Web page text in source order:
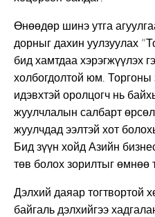
Өнөөдөр шинэ утга
дорныг дахин уулзуулах
бид хамтдаа хэрэгжүүлэх
холбогдолтой юм.
идэвхтэй оролцогч нь
жуулчлалын салбарт
жуулчдад ээлтэй хот
Бид зүүн хойд Азийн
төв болох зорилтыг өмнөө
Дэлхий даяар тогтвортой
байгаль дэлхийгээ